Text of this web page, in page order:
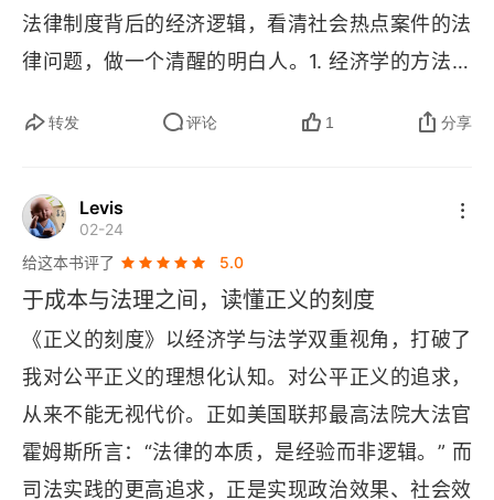
维方式不仅能够帮助我们更好地理解法律现象，还
能够为我们提供解决法律问题的新思路和新方法。
法律制度背后的经济逻辑，看清社会热点案件的法
律问题，做一个清醒的明白人。1. 经济学的方法论
通过分析交易成本、制度选择和行为决策逻辑，帮
工具。2. 法律经济学的具体分析方法主要包括以下
体在决策时会追求自身效用的最大化关键洞察：人
们会在给定约束条件下做出最优选择，这个 "效用"
不等于财富，而是更广义的满足感②成本 - 收益
分析分析框架：比较不同法律规则下的成本与收益
应用场景：评估法律制度对资源配置效率的影响③
激励分析核心逻辑：法律规则会改变人们的激励结
转发 评论 1 分享
Levis
02-24
给这本书评了
5.0
于成本与法理之间，读懂正义的刻度
《正义的刻度》以经济学与法学双重视角，打破了
我对公平正义的理想化认知。对公平正义的追求，
从来不能无视代价。正如美国联邦最高法院大法官
霍姆斯所言：“法律的本质，是经验而非逻辑。” 而
司法实践的更高追求，正是实现政治效果、社会效